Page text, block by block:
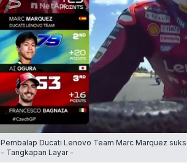
Pembalap Ducati Lenovo Team Marc Marquez
- Tangkapan Layar -